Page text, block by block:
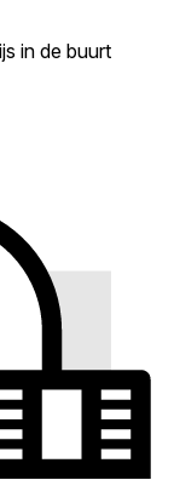
in de buurt